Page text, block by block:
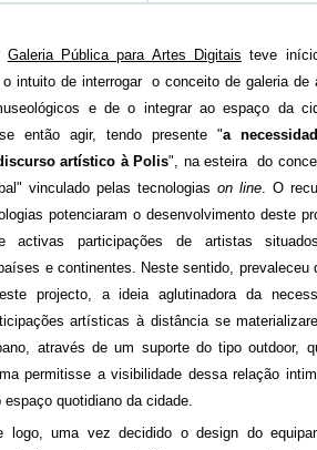
Galeria Pública para Artes Digitais teve
intuito de interrogar o conceito de galeria de
e de o integrar ao espaço da
se então agir, tendo presente "a
artístico à Polis", na esteira do
vinculado pelas tecnologias on line. O
potenciaram o desenvolvimento deste
activas participações de artistas
e continentes. Neste sentido, prevaleceu
projecto, a ideia aglutinadora da
artísticas à distância se
através de um suporte do tipo outdoor,
permitisse a visibilidade dessa relação
espaço quotidiano da cidade.
uma vez decidido o design do